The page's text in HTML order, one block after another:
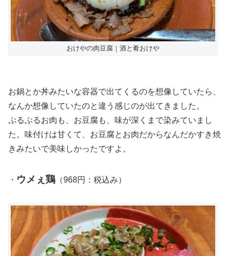
おけやの肉豆腐｜酒と肴おけや
お鍋とか丼みたいな容器で出てくるのを想像していたら、
なんか想像していたのと違う感じのが出てきました。
ぷるぷるお肉も、お豆腐も、味が深くまで染みていまし
た。味付けは甘くて、お豆腐とお肉だからなんだかすき焼
きみたいで美味しかったですよ。
・ ウメぇ鶏 （968円：税込み）